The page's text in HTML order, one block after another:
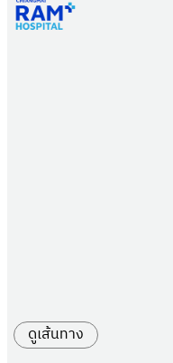
ดูเส้นทาง